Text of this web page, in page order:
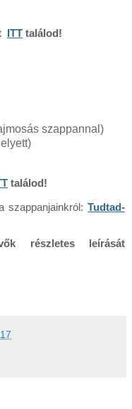
ITT találod!
szappannal)
találod!
szappanjainkról: Tudtad-
részletes leírását